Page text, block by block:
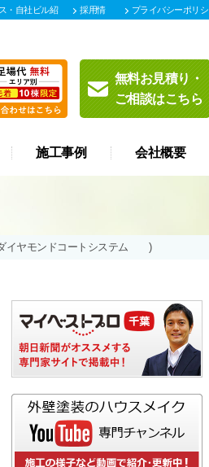
・自社ビル紹
採用情
プライバシーポリシ
無料お見積り・
ご相談はこちら
施工事例 会社概要
イヤモンドコートシステム )